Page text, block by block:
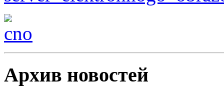
Архив новостей